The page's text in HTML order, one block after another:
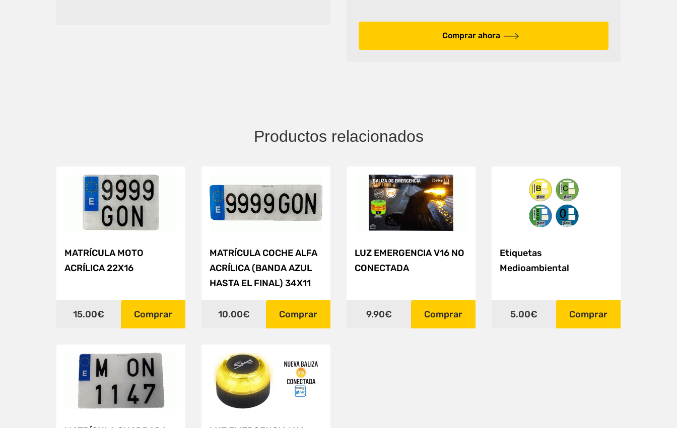
Comprar ahora
Productos relacionados
MATRÍCULA MOTO
ACRÍLICA 22X16
15.00€ Comprar
MATRÍCULA COCHE ALFA
ACRÍLICA (BANDA AZUL
HASTA EL FINAL) 34X11
10.00€ Comprar
LUZ EMERGENCIA V16 NO
CONECTADA
9.90€ Comprar
Etiquetas
Medioambiental
5.00€ Comprar